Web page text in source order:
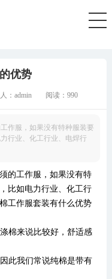
线：18168707116！
优势
：admin 阅读：990
作服，如果没有特种服装要
行业、化工行业、电焊行
工作服，如果没有特
比如电力行业、化工行
工作服套装有什么优势
棉来说比较好，舒适感
此我们常说纯棉是带有